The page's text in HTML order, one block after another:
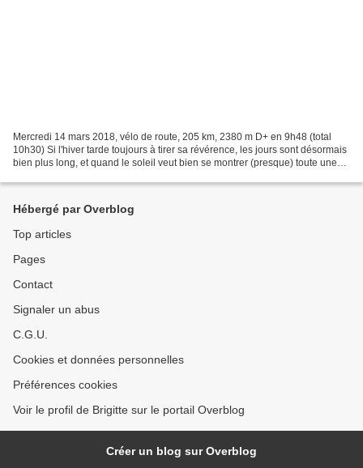
Mercredi 14 mars 2018, vélo de route, 205 km, 2380 m D+ en 9h48 (total
10h30) Si l'hiver tarde toujours à tirer sa révérence, les jours sont désormais
bien plus long, et quand le soleil veut bien se montrer (presque) toute une
Hébergé par Overblog
Top articles
Pages
Contact
Signaler un abus
C.G.U.
Cookies et données personnelles
Préférences cookies
Voir le profil de Brigitte sur le portail Overblog
Créer un blog sur Overblog